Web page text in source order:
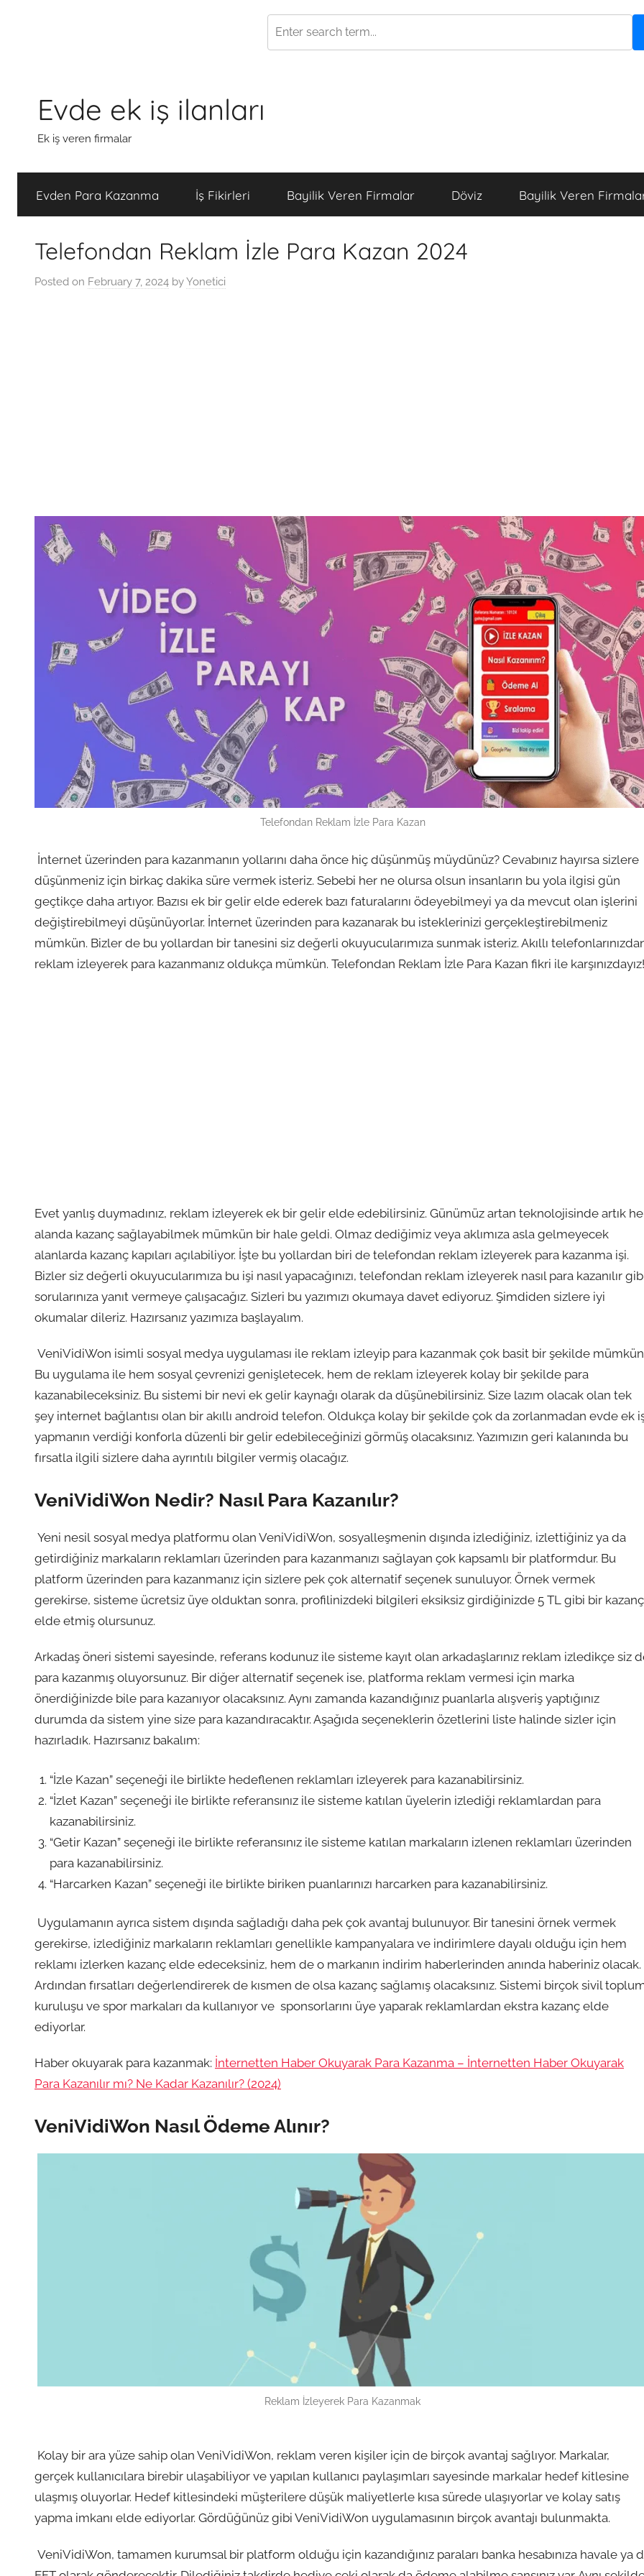
content
Evde ek iş ilanları
Ek iş veren firmalar
Evden Para Kazanma İş Fikirleri Bayilik Veren Firmalar Döviz Bayilik Veren
Telefondan Reklam İzle Para Kazan 2024
Posted on February 7, 2024 byYonetici
Telefondan Reklam İzle Para Kazan
İnternet üzerinden para kazanmanın yollarını daha önce hiç düşünmüş müydünüz? Cevabınız hayırsa sizlere
düşünmeniz için birkaç dakika süre vermek isteriz. Sebebi her ne olursa olsun insanların bu yola ilgisi gün
geçtikçe daha artıyor. Bazısı ek bir gelir elde ederek bazı faturalarını ödeyebilmeyi ya da mevcut olan işlerini
değiştirebilmeyi düşünüyorlar. İnternet üzerinden para kazanarak bu isteklerinizi gerçekleştirebilmeniz
mümkün. Bizler de bu yollardan bir tanesini siz değerli okuyucularımıza sunmak isteriz. Akıllı
reklam izleyerek para kazanmanız oldukça mümkün. Telefondan Reklam İzle Para Kazan fikri ile karşınızdayız!
Evet yanlış duymadınız, reklam izleyerek ek bir gelir elde edebilirsiniz. Günümüz artan teknolojisinde artık
alanda kazanç sağlayabilmek mümkün bir hale geldi. Olmaz dediğimiz veya aklımıza asla gelmeyecek
alanlarda kazanç kapıları açılabiliyor. İşte bu yollardan biri de telefondan reklam izleyerek para kazanma işi.
Bizler siz değerli okuyucularımıza bu işi nasıl yapacağınızı, telefondan reklam izleyerek nasıl para kazanılır
sorularınıza yanıt vermeye çalışacağız. Sizleri bu yazımızı okumaya davet ediyoruz. Şimdiden sizlere iyi
okumalar dileriz. Hazırsanız yazımıza başlayalım.
VeniVidiWon isimli sosyal medya uygulaması ile reklam izleyip para kazanmak çok basit bir şekilde
Bu uygulama ile hem sosyal çevrenizi genişletecek, hem de reklam izleyerek kolay bir şekilde para
kazanabileceksiniz. Bu sistemi bir nevi ek gelir kaynağı olarak da düşünebilirsiniz. Size lazım olacak olan tek
şey internet bağlantısı olan bir akıllı android telefon. Oldukça kolay bir şekilde çok da zorlanmadan evde ek
yapmanın verdiği konforla düzenli bir gelir edebileceğinizi görmüş olacaksınız. Yazımızın geri kalanında bu
fırsatla ilgili sizlere daha ayrıntılı bilgiler vermiş olacağız.
VeniVidiWon Nedir? Nasıl Para Kazanılır?
Yeni nesil sosyal medya platformu olan VeniVidiWon, sosyalleşmenin dışında izlediğiniz, izlettiğiniz ya da
getirdiğiniz markaların reklamları üzerinden para kazanmanızı sağlayan çok kapsamlı bir platformdur. Bu
platform üzerinden para kazanmanız için sizlere pek çok alternatif seçenek sunuluyor. Örnek vermek
gerekirse, sisteme ücretsiz üye olduktan sonra, profilinizdeki bilgileri eksiksiz girdiğinizde 5 TL gibi bir kazanç
elde etmiş olursunuz.
Arkadaş öneri sistemi sayesinde, referans kodunuz ile sisteme kayıt olan arkadaşlarınız reklam izledikçe siz
para kazanmış oluyorsunuz. Bir diğer alternatif seçenek ise, platforma reklam vermesi için marka
önerdiğinizde bile para kazanıyor olacaksınız. Aynı zamanda kazandığınız puanlarla alışveriş yaptığınız
durumda da sistem yine size para kazandıracaktır. Aşağıda seçeneklerin özetlerini liste halinde sizler için
hazırladık. Hazırsanız bakalım:
“İzle Kazan” seçeneği ile birlikte hedeflenen reklamları izleyerek para kazanabilirsiniz.
“İzlet Kazan” seçeneği ile birlikte referansınız ile sisteme katılan üyelerin izlediği reklamlardan para
kazanabilirsiniz.
“Getir Kazan” seçeneği ile birlikte referansınız ile sisteme katılan markaların izlenen reklamları üzerinden
para kazanabilirsiniz.
“Harcarken Kazan” seçeneği ile birlikte biriken puanlarınızı harcarken para kazanabilirsiniz.
Uygulamanın ayrıca sistem dışında sağladığı daha pek çok avantaj bulunuyor. Bir tanesini örnek vermek
gerekirse, izlediğiniz markaların reklamları genellikle kampanyalara ve indirimlere dayalı olduğu için hem
reklamı izlerken kazanç elde edeceksiniz, hem de o markanın indirim haberlerinden anında haberiniz olacak.
Ardından fırsatları değerlendirerek de kısmen de olsa kazanç sağlamış olacaksınız. Sistemi birçok sivil
kuruluşu ve spor markaları da kullanıyor ve sponsorlarını üye yaparak reklamlardan ekstra kazanç elde
ediyorlar.
Haber okuyarak para kazanmak: İnternetten Haber Okuyarak Para Kazanma – İnternetten Haber Okuyarak
Para Kazanılır mı? Ne Kadar Kazanılır? (2024)
VeniVidiWon Nasıl Ödeme Alınır?
Reklam İzleyerek Para Kazanmak
Kolay bir ara yüze sahip olan VeniVidiWon, reklam veren kişiler için de birçok avantaj sağlıyor. Markalar,
gerçek kullanıcılara birebir ulaşabiliyor ve yapılan kullanıcı paylaşımları sayesinde markalar hedef kitlesine
ulaşmış oluyorlar. Hedef kitlesindeki müşterilere düşük maliyetlerle kısa sürede ulaşıyorlar ve kolay satış
yapma imkanı elde ediyorlar. Gördüğünüz gibi VeniVidiWon uygulamasının birçok avantajı bulunmakta.
VeniVidiWon, tamamen kurumsal bir platform olduğu için kazandığınız paraları banka hesabınıza havale ya